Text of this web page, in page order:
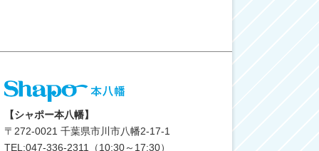
【シャポー本八幡】
〒 272-0021 千葉県市川市八幡2-17-1
TEL:047-336-2311（10:30～17:30）